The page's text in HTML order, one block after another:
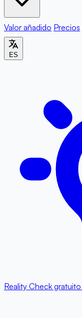
Valor añadido Precios
ES
Reality Check gratuito